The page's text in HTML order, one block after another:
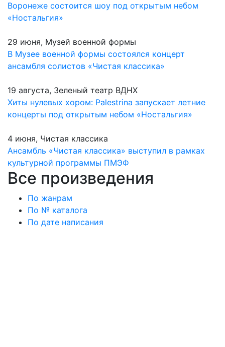
Воронеже состоится шоу под открытым небом
«Ностальгия»
29 июня, Музей военной формы
В Музее военной формы состоялся концерт
ансамбля солистов «Чистая классика»
19 августа, Зеленый театр ВДНХ
Хиты нулевых хором: Palestrina запускает летние
концерты под открытым небом «Ностальгия»
4 июня, Чистая классика
Ансамбль «Чистая классика» выступил в рамках
культурной программы ПМЭФ
Все произведения
По жанрам
По № каталога
По дате написания